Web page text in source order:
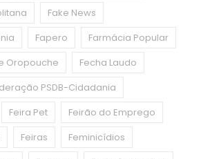
Fake News
Fapero
Farmácia Popular
Oropouche
Fecha Laudo
PSDB-Cidadania
Feira Pet
Feirão do Emprego
Feiras
Feminicídios